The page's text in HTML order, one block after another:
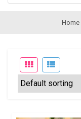
Home